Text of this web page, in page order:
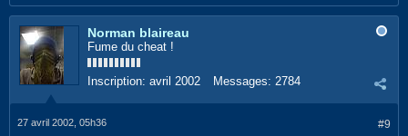
Norman blaireau
Fume du cheat !
Inscription: avril 2002 Messages: 2784
#9
27 avril 2002, 05h36